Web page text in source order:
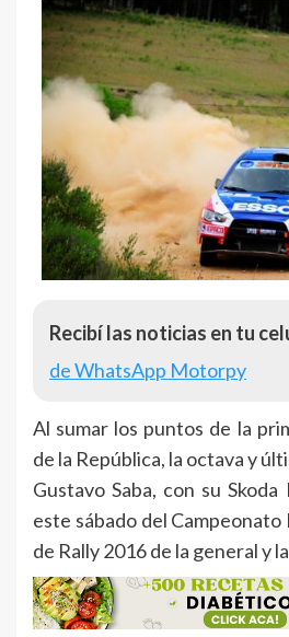
Recibí las noticias en tu
de WhatsApp Motorpy
Al sumar los puntos de la
de la República, la octava y
Gustavo Saba, con su
este sábado del
de Rally 2016 de la general y